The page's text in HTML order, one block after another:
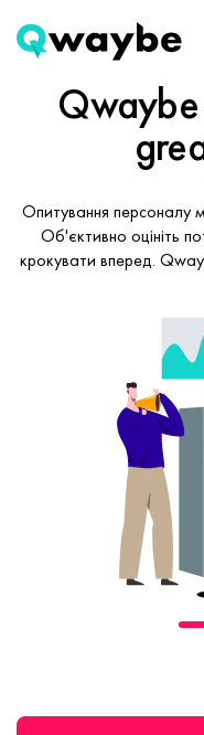
Qwaybe
Опитування персоналу
Об'єктивно оцініть
крокувати вперед.